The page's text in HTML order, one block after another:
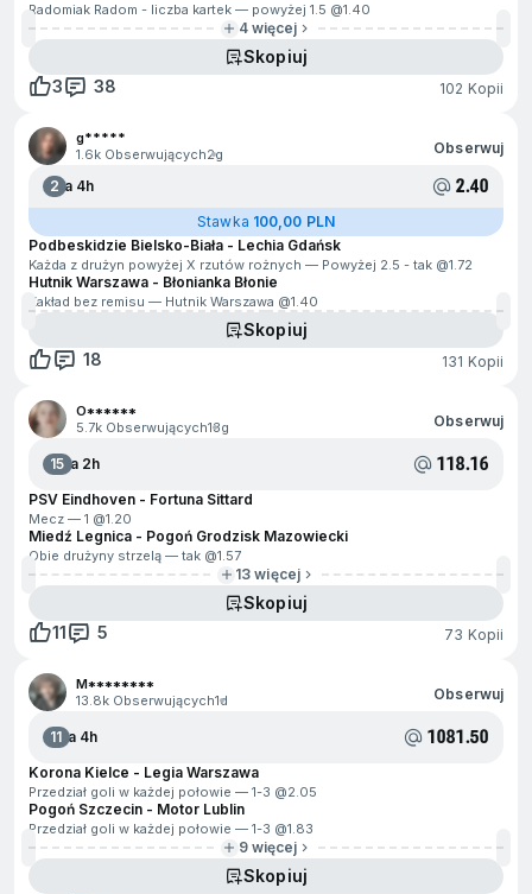
Radomiak Radom - liczba kartek — powyżej 1.5 @1.40
4 więcej
Skopiuj
3
38 102 Kopii
g*****
1.6k Obserwujących2g Obserwuj
2Za 4h 2.40
Stawka 100,00 PLN
Podbeskidzie Bielsko-Biała - Lechia Gdańsk
Każda z drużyn powyżej X rzutów rożnych — Powyżej 2.5 - tak @1.72
Hutnik Warszawa - Błonianka Błonie
Zakład bez remisu — Hutnik Warszawa @1.40
Skopiuj
18
131 Kopii
O******
5.7k Obserwujących13g Obserwuj
15Za 2h 118.16
PSV Eindhoven - Fortuna Sittard
Mecz — 1 @1.20
Miedź Legnica - Pogoń Grodzisk Mazowiecki
Obie drużyny strzelą — tak @1.57
13 więcej
Skopiuj
11
5 73 Kopii
M********
13.8k Obserwujących1d Obserwuj
11Za 4h 1081.50
Korona Kielce - Legia Warszawa
Przedział goli w każdej połowie — 1-3 @2.05
Pogoń Szczecin - Motor Lublin
Przedział goli w każdej połowie — 1-3 @1.83
9 więcej
Skopiuj